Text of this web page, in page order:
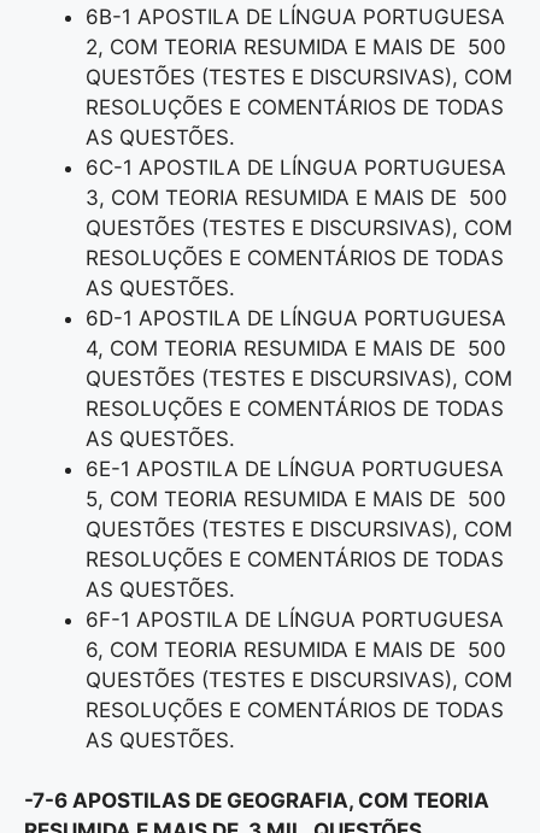
6B-1 APOSTILA DE LÍNGUA PORTUGUESA
2, COM TEORIA RESUMIDA E MAIS DE 500
QUESTÕES (TESTES E DISCURSIVAS), COM
RESOLUÇÕES E COMENTÁRIOS DE TODAS
AS QUESTÕES.
6C-1 APOSTILA DE LÍNGUA PORTUGUESA
3, COM TEORIA RESUMIDA E MAIS DE 500
QUESTÕES (TESTES E DISCURSIVAS), COM
RESOLUÇÕES E COMENTÁRIOS DE TODAS
AS QUESTÕES.
6D-1 APOSTILA DE LÍNGUA PORTUGUESA
4, COM TEORIA RESUMIDA E MAIS DE 500
QUESTÕES (TESTES E DISCURSIVAS), COM
RESOLUÇÕES E COMENTÁRIOS DE TODAS
AS QUESTÕES.
6E-1 APOSTILA DE LÍNGUA PORTUGUESA
5, COM TEORIA RESUMIDA E MAIS DE 500
QUESTÕES (TESTES E DISCURSIVAS), COM
RESOLUÇÕES E COMENTÁRIOS DE TODAS
AS QUESTÕES.
6F-1 APOSTILA DE LÍNGUA PORTUGUESA
6, COM TEORIA RESUMIDA E MAIS DE 500
QUESTÕES (TESTES E DISCURSIVAS), COM
RESOLUÇÕES E COMENTÁRIOS DE TODAS
AS QUESTÕES.
-7-6 APOSTILAS DE GEOGRAFIA, COM TEORIA